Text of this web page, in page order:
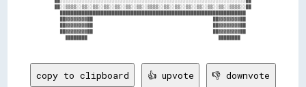
    ██░░▒▒▒▒░░▒▒░░▒▒░░▒▒░░▒▒░░▒▒░░▒▒░░▒▒▒▒░░▒▒░░▒▒░░▒▒░░▒▒░░▒▒░░▒▒░░▒▒▒▒░░██
      ████████████████████████████████████████████████████████████████████
      ██▓▓▓▓▓▓▓▓██                                            ██▓▓▓▓▓▓▓▓██
      ██▓▓▓▓▓▓▓▓██                                            ██▓▓▓▓▓▓▓▓██
      ██▓▓▓▓▓▓▓▓██                                            ██▓▓▓▓▓▓▓▓██
        ████████                                                ████████
copy to clipboard 👍 upvote 👎 downvote